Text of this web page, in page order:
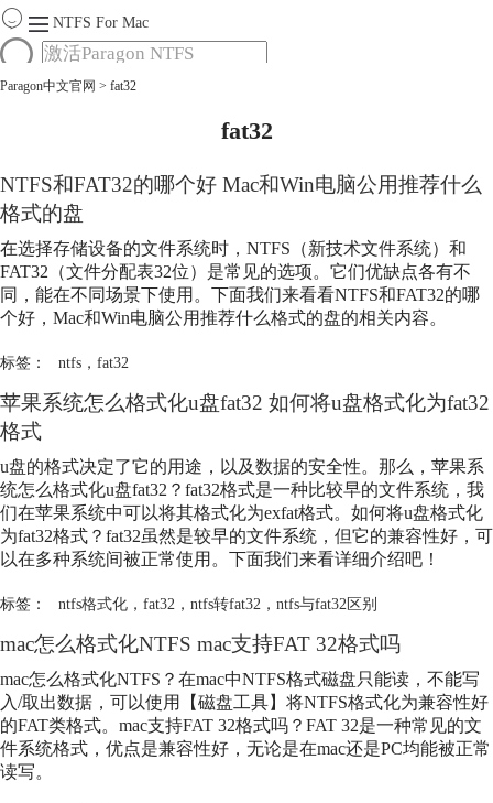
NTFS For Mac
首页
下载
购买
Paragon中文官网 > fat32
fat32
NTFS和FAT32的哪个好 Mac和Win电脑公用推荐什么
格式的盘
在选择存储设备的文件系统时，NTFS（新技术文件系统）和
FAT32（文件分配表32位）是常见的选项。它们优缺点各有不
同，能在不同场景下使用。下面我们来看看NTFS和FAT32的哪
个好，Mac和Win电脑公用推荐什么格式的盘的相关内容。
标签： ntfs， fat32
苹果系统怎么格式化u盘fat32 如何将u盘格式化为fat32
格式
u盘的格式决定了它的用途，以及数据的安全性。那么，苹果系
统怎么格式化u盘fat32 ？ fat32格式是一种比较早的文件系统，我
们在苹果系统中可以将其格式化为exfat格式。如何将u盘格式化
为fat32格式？ fat32虽然是较早的文件系统，但它的兼容性好，可
以在多种系统间被正常使用。下面我们来看详细介绍吧！
标签： ntfs格式化， fat32 ， ntfs转fat32 ， ntfs与fat32区别
mac怎么格式化NTFS mac支持FAT 32格式吗
mac怎么格式化NTFS？在mac中NTFS格式磁盘只能读，不能写
入/取出数据，可以使用【磁盘工具】将NTFS格式化为兼容性好
的FAT类格式。mac支持FAT 32格式吗？FAT 32是一种常见的文
件系统格式，优点是兼容性好，无论是在mac还是PC均能被正常
读写。